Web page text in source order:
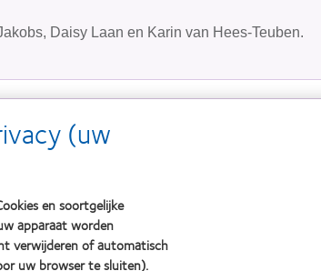
Daisy Laan en Karin van Hees-Teuben.
ervaringen uit te wisselen.
aan via het onderstaande webformulier.
(uw
en soortgelijke
apparaat worden
verwijderen of automatisch
uw browser te sluiten).